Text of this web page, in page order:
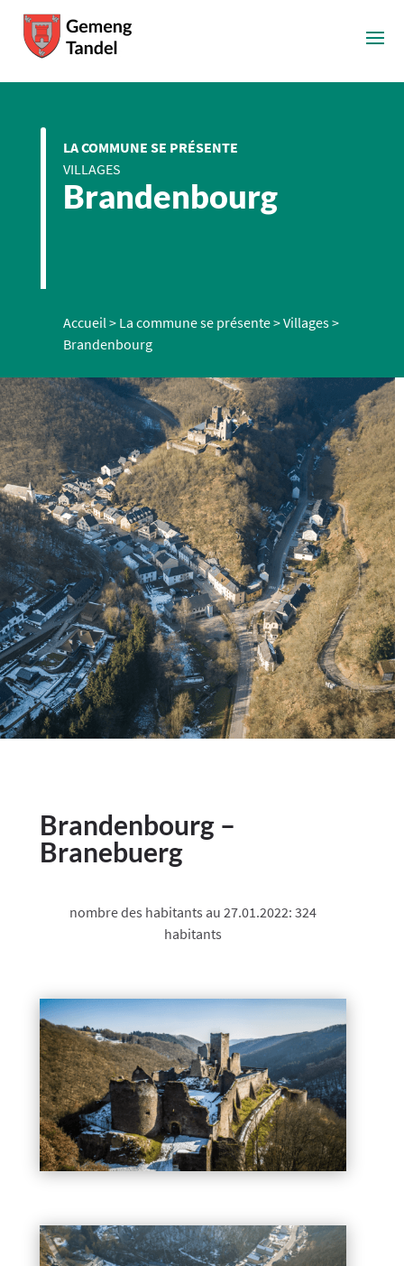
LA COMMUNE SE PRÉSENTE
VILLAGES
Brandenbourg
Accueil> La commune se présente>Villages>
Brandenbourg
​Brandenbourg –
Branebuerg
nombre des habitants au 27.01.2022: 324
habitants